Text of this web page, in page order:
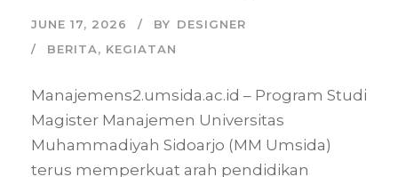
JUNE 17, 2026 BY DESIGNER
BERITA, KEGIATAN
Manajemens2.umsida.ac.id – Program Studi
Magister Manajemen Universitas
Muhammadiyah Sidoarjo (MM Umsida)
terus memperkuat arah pendidikan